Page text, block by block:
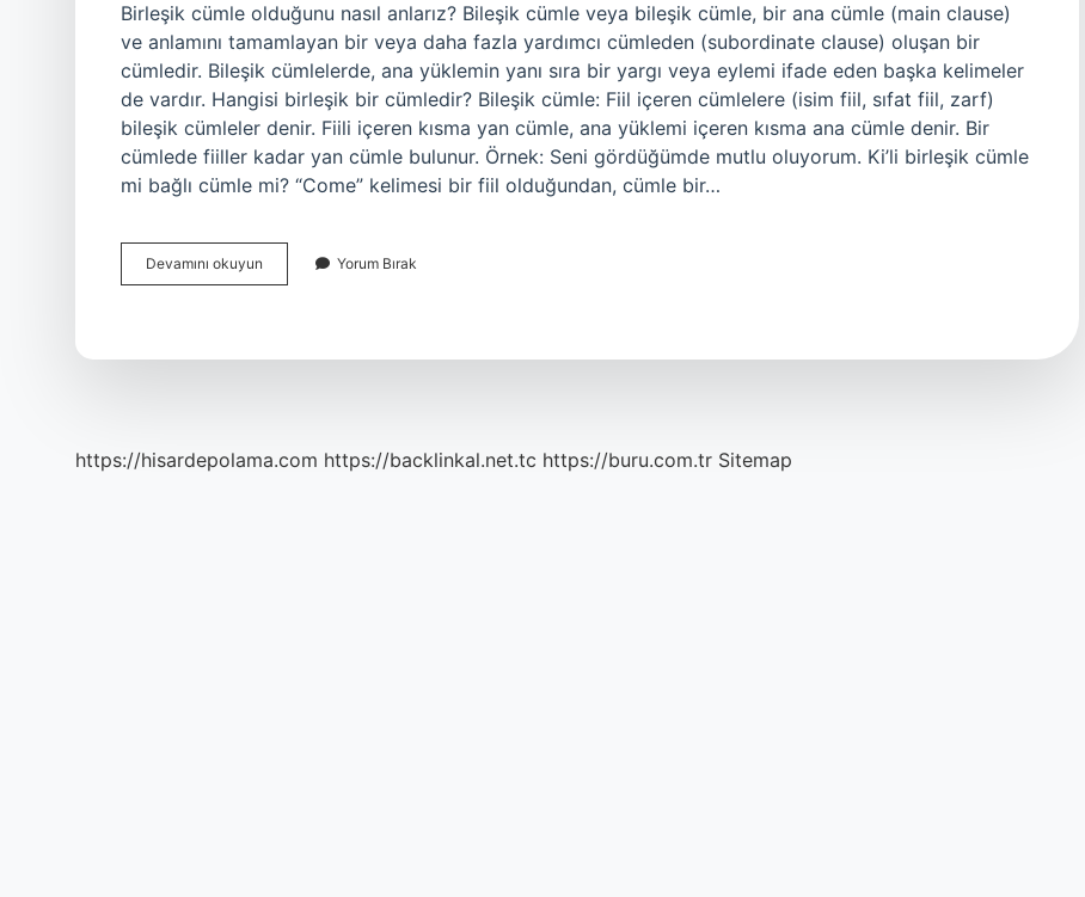
Birleşik cümle olduğunu nasıl anlarız? Bileşik cümle veya bileşik cümle, bir ana cümle (main clause)
ve anlamını tamamlayan bir veya daha fazla yardımcı cümleden (subordinate clause) oluşan bir
cümledir. Bileşik cümlelerde, ana yüklemin yanı sıra bir yargı veya eylemi ifade eden başka kelimeler
de vardır. Hangisi birleşik bir cümledir? Bileşik cümle: Fiil içeren cümlelere (isim fiil, sıfat fiil, zarf)
bileşik cümleler denir. Fiili içeren kısma yan cümle, ana yüklemi içeren kısma ana cümle denir. Bir
cümlede fiiller kadar yan cümle bulunur. Örnek: Seni gördüğümde mutlu oluyorum. Ki’li birleşik cümle
mi bağlı cümle mi? “Come” kelimesi bir fiil olduğundan, cümle bir…
Devamını okuyun
Cümle
Yorum Bırak
https://hisardepolama.com https://backlinkal.net.tc https://buru.com.tr Sitemap